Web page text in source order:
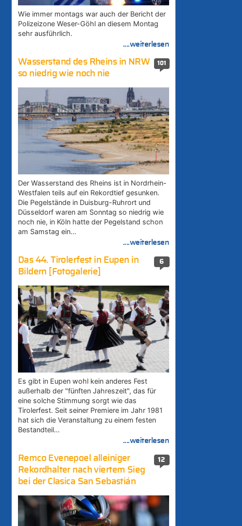
Wie immer montags war auch der Bericht der
Polizeizone Weser-Göhl an diesem Montag
sehr ausführlich.
....weiterlesen
101
Wasserstand des Rheins in NRW
so niedrig wie noch nie
Der Wasserstand des Rheins ist in Nordrhein-
Westfalen teils auf ein Rekordtief gesunken.
Die Pegelstände in Duisburg-Ruhrort und
Düsseldorf waren am Sonntag so niedrig wie
noch nie, in Köln hatte der Pegelstand schon
am Samstag ein…
....weiterlesen
6
Das 44. Tirolerfest in Eupen in
Bildern [Fotogalerie]
Es gibt in Eupen wohl kein anderes Fest
außerhalb der "fünften Jahreszeit", das für
eine solche Stimmung sorgt wie das
Tirolerfest. Seit seiner Premiere im Jahr 1981
hat sich die Veranstaltung zu einem festen
Bestandteil…
....weiterlesen
12
Remco Evenepoel alleiniger
Rekordhalter nach viertem Sieg
bei der Clasica San Sebastián